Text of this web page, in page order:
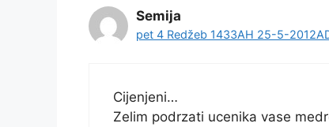
Semija
pet 4 Redžeb 1433AH 25-5-
Cijenjeni…
Zelim podrzati ucenika vase